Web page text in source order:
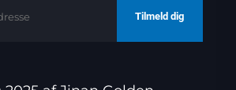
Tilmeld dig